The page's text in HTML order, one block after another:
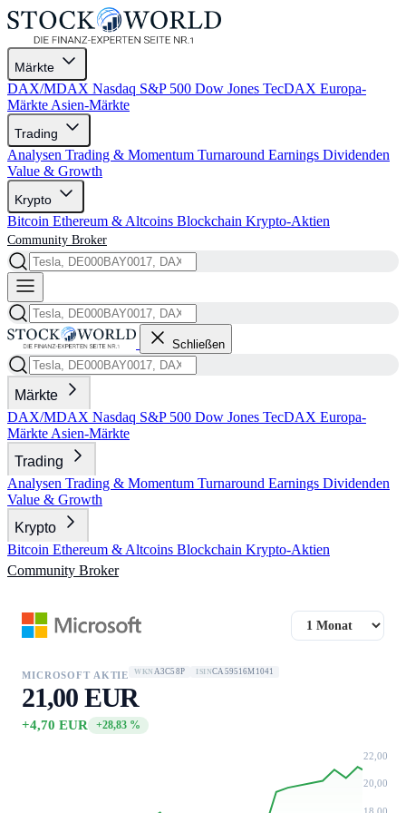
Märkte
DAX/MDAX Nasdaq S&P 500 Dow Jones TecDAX Europa-
Märkte Asien-Märkte
Trading
Analysen Trading & Momentum Turnaround Earnings Dividenden
Value & Growth
Krypto
Bitcoin Ethereum & Altcoins Blockchain Krypto-Aktien
Community Broker
Schließen
Märkte
DAX/MDAX Nasdaq S&P 500 Dow Jones TecDAX Europa-
Märkte Asien-Märkte
Trading
Analysen Trading & Momentum Turnaround Earnings Dividenden
Value & Growth
Krypto
Bitcoin Ethereum & Altcoins Blockchain Krypto-Aktien
Community Broker
MICROSOFT AKTIE WKN A3C58P ISINCA59516M1041
21,00 EUR
+4,70 EUR +28,83 %
22,00
20,00